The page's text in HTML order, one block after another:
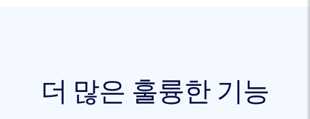
더 많은 훌륭한 기능